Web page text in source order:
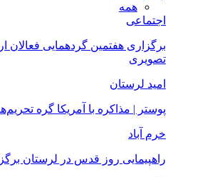
همه
اجتماعی
برگزاری هفتمین گردهمایی فعالان
تصویری
امید لرستان
پوستر | مذاکره با آمریکا گره
خرم آباد
راهپیمایی روز قدس در لرستان